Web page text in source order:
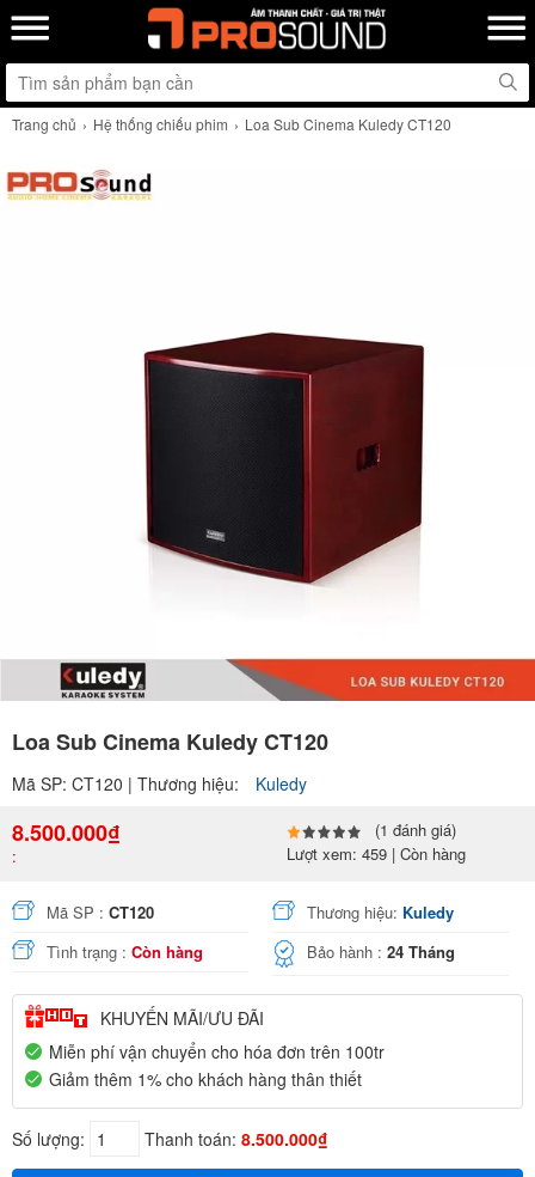
Trang chủ Hệ thống chiếu phim Loa Sub Cinema Kuledy CT120
Loa Sub Cinema Kuledy CT120
Mã SP: CT120 | Thương hiệu: Kuledy
8.500.000₫
:
(1 đánh giá)
Lượt xem: 459 | Còn hàng
Mã SP : CT120 Thương hiệu: Kuledy
Tình trạng : Còn hàng Bảo hành :24 Tháng
KHUYẾN MÃI/ƯU ĐÃI
Miễn phí vận chuyển cho hóa đơn trên 100tr
Giảm thêm 1% cho khách hàng thân thiết
Số lượng: Thanh toán: 8.500.000₫